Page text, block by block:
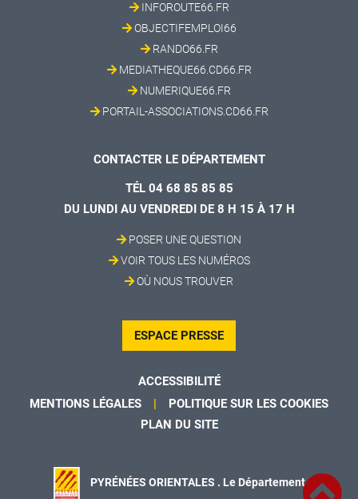
INFOROUTE66.FR
OBJECTIFEMPLOI66
RANDO66.FR
MEDIATHEQUE66.CD66.FR
NUMERIQUE66.FR
PORTAIL-ASSOCIATIONS.CD66.FR
CONTACTER LE DÉPARTEMENT
TÉL 04 68 85 85 85
DU LUNDI AU VENDREDI DE 8 H 15 À 17 H
POSER UNE QUESTION
VOIR TOUS LES NUMÉROS
OÙ NOUS TROUVER
ESPACE PRESSE
ACCESSIBILITÉ
MENTIONS LÉGALES
POLITIQUE SUR LES COOKIES
PLAN DU SITE
PYRÉNÉES ORIENTALES . Le Département